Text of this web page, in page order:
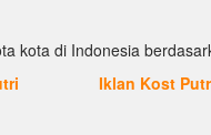
kota di Indonesia
Iklan Kost